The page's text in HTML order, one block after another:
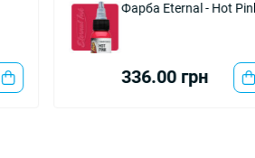
Фарба Eternal - Hot
336.00 грн